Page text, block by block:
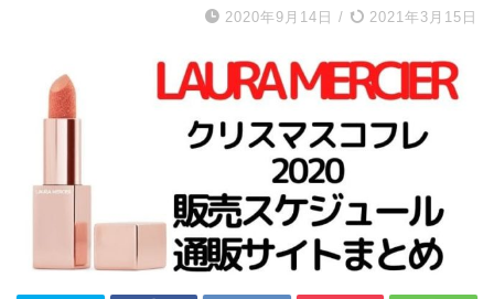
2020年9月14日 / 2021年3月15日